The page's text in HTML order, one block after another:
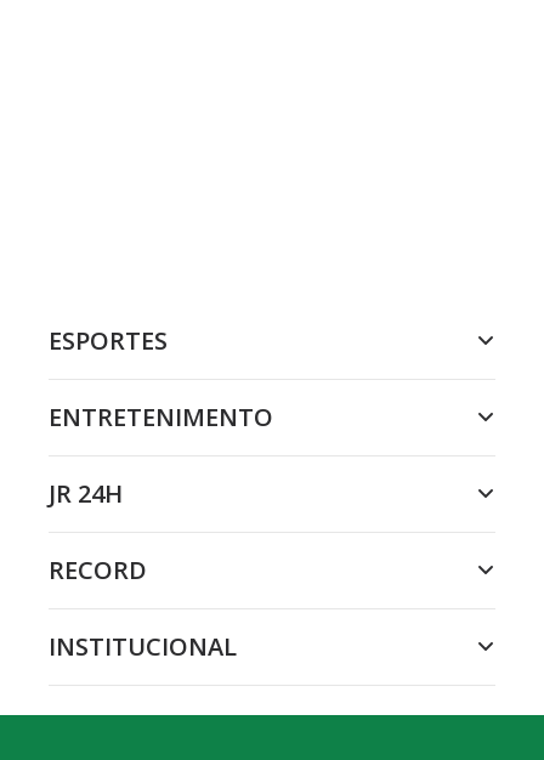
ESPORTES
ENTRETENIMENTO
JR 24H
RECORD
INSTITUCIONAL